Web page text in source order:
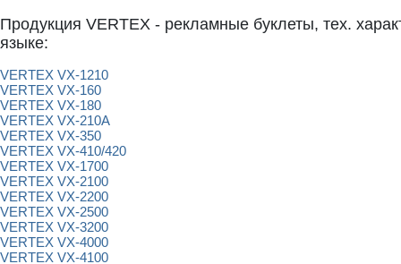
Продукция VERTEX - рекламные буклеты, тех.
языке:
VERTEX VX-1210
VERTEX VX-160
VERTEX VX-180
VERTEX VX-210А
VERTEX VX-350
VERTEX VX-410/420
VERTEX VX-1700
VERTEX VX-2100
VERTEX VX-2200
VERTEX VX-2500
VERTEX VX-3200
VERTEX VX-4000
VERTEX VX-4100